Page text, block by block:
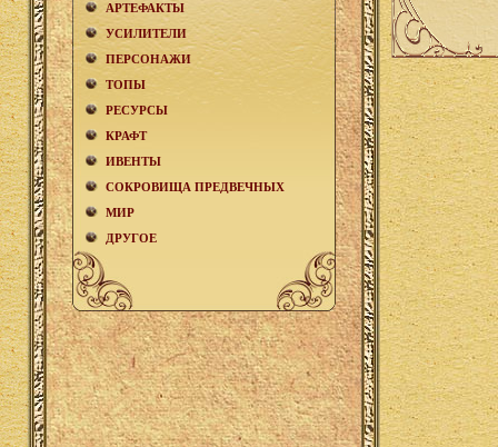
АРТЕФАКТЫ
УСИЛИТЕЛИ
ПЕРСОНАЖИ
ТОПЫ
РЕСУРСЫ
КРАФТ
ИВЕНТЫ
СОКРОВИЩА ПРЕДВЕЧНЫХ
МИР
ДРУГОЕ